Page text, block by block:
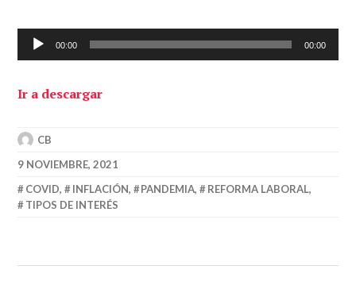
Reproductor
de
00:00 00:00
Ir a descargar
CB
9 NOVIEMBRE, 2021
COVID, INFLACIÓN, PANDEMIA, REFORMA LABORAL,
TIPOS DE INTERÉS